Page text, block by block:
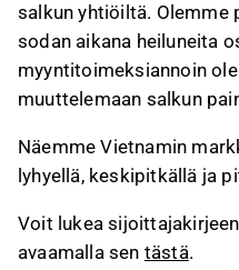
salkun yhtiöiltä. Olemme
sodan aikana heiluneita
myyntitoimeksiannoin
muuttelemaan salkun
Näemme Vietnamin
lyhyellä, keskipitkällä ja
Voit lukea
avaamalla sen tästä.